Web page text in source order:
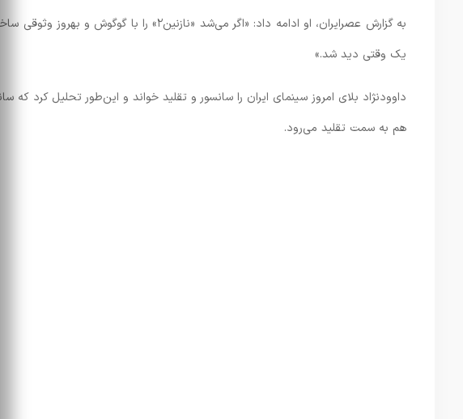
به گزارش عصرایران، او ادامه داد: «اگر می‌شد
یک وقتی دید شد.»
داوودنژاد بلای امروز سینمای ایران را سانسور و تقلید خواند و این‌طور تحلیل کرد که
هم به سمت تقلید می‌رود.